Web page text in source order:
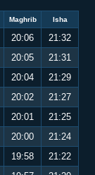
Maghrib Isha
20:06
21:32
20:05
21:31
20:04
21:29
20:02
21:27
20:01
21:25
20:00
21:24
19:58
21:22